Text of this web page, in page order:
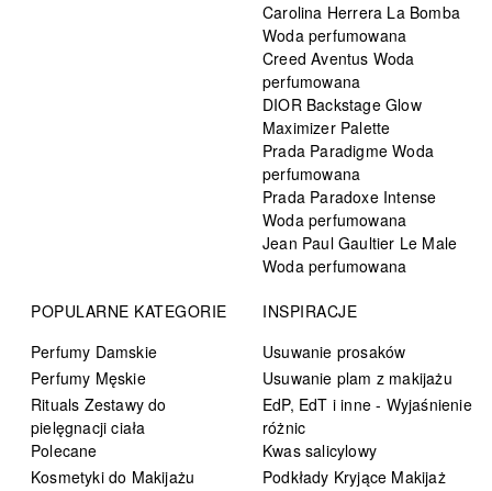
Carolina Herrera La Bomba
Woda perfumowana
Creed Aventus Woda
perfumowana
DIOR Backstage Glow
Maximizer Palette
Prada Paradigme Woda
perfumowana
Prada Paradoxe Intense
Woda perfumowana
Jean Paul Gaultier Le Male
Woda perfumowana
POPULARNE KATEGORIE
Perfumy Damskie
Perfumy Męskie
Rituals Zestawy do
pielęgnacji ciała
Polecane
Kosmetyki do Makijażu
INSPIRACJE
Usuwanie prosaków
Usuwanie plam z makijażu
EdP, EdT i inne - Wyjaśnienie
różnic
Kwas salicylowy
Podkłady Kryjące Makijaż